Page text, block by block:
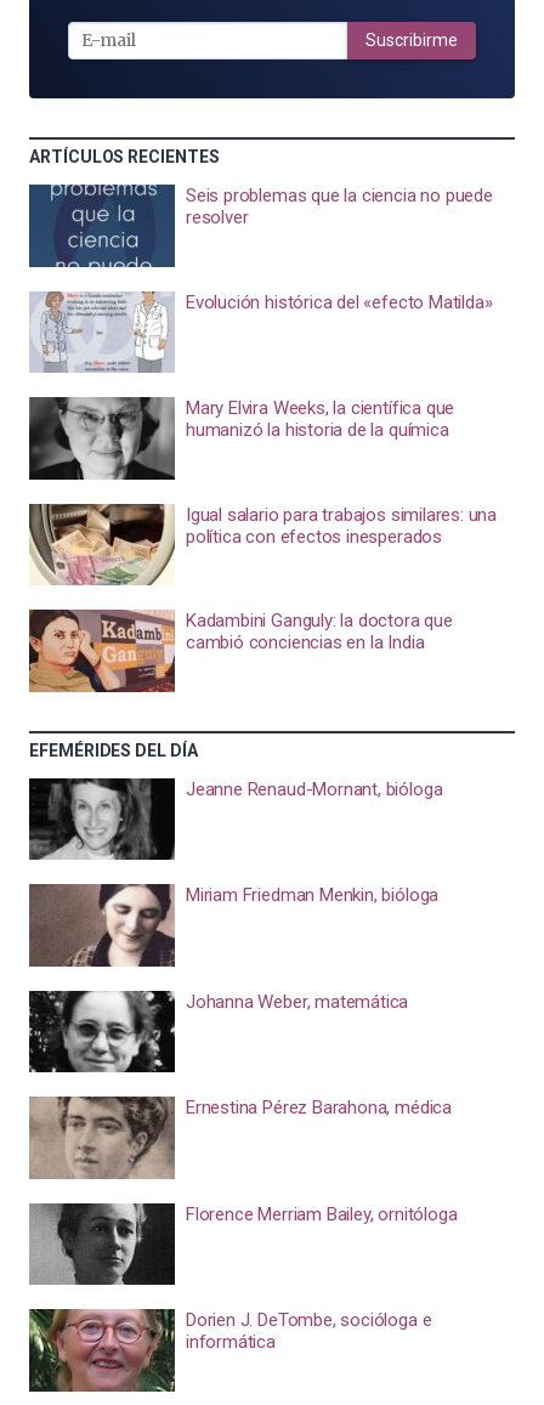
MAIL
Suscribirme
ARTÍCULOS RECIENTES
Seis problemas que la ciencia no puede
resolver
Evolución histórica del «efecto Matilda»
Mary Elvira Weeks, la científica que
humanizó la historia de la química
Igual salario para trabajos similares: una
política con efectos inesperados
Kadambini Ganguly: la doctora que
cambió conciencias en la India
EFEMÉRIDES DEL DÍA
Jeanne Renaud-Mornant, bióloga
Miriam Friedman Menkin, bióloga
Johanna Weber, matemática
Ernestina Pérez Barahona, médica
Florence Merriam Bailey, ornitóloga
Dorien J. DeTombe, socióloga e
informática